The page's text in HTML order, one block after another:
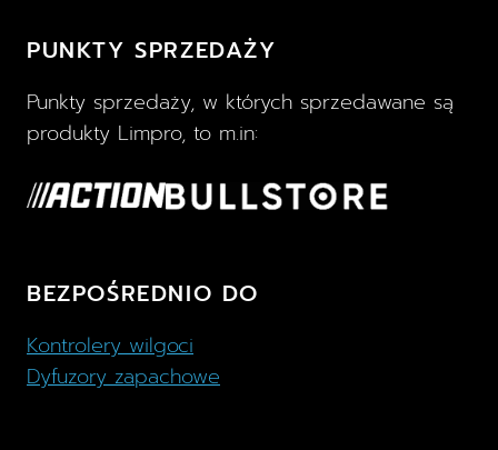
PUNKTY SPRZEDAŻY
Punkty sprzedaży, w których sprzedawane są
produkty Limpro, to m.in:
BEZPOŚREDNIO DO
Kontrolery wilgoci
Dyfuzory zapachowe